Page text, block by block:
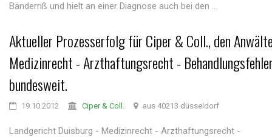
Bänderriß und hielt an einer Diagnose auch bei den ...
Aktueller Prozesserfolg für Ciper & Coll., den
Medizinrecht - Arzthaftungsrecht -
bundesweit.
19.10.2012 Ciper & Coll. aus 40213 düsseldorf
Landgericht Duisburg - Medizinrecht - Arzthaftungsrecht -